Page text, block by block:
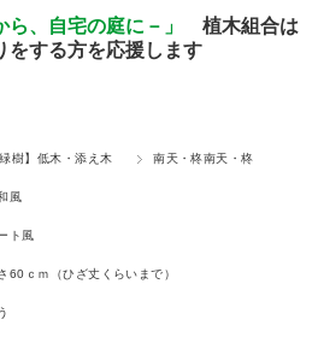
ら、自宅の庭に－」 植木組合は
をする方を応援します
緑樹】低木・添え木 南天・柊南天・柊
風
ト風
60ｃｍ（ひざ丈くらいまで）